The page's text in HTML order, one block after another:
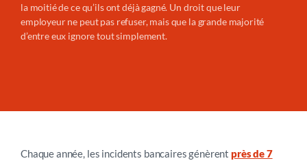
la moitié de ce qu’ils ont déjà gagné. Un droit que leur
employeur ne peut pas refuser, mais que la grande majorité
d’entre eux ignore tout simplement.
Chaque année, les incidents bancaires génèrent près de 7